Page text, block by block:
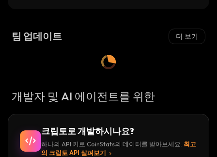
팀 업데이트 더 보기
개발자 및 AI 에이전트를 위한
크립토로 개발하시나요?
하나의 API 키로 CoinStats의 데이터를 받아보세요. 최고
의 크립토 API 살펴보기